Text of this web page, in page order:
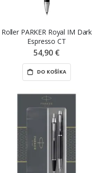
Roller PARKER Royal IM Dark
Espresso CT
54,90 €
DO KOŠÍKA